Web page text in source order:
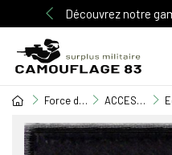
Découvrez notre
Force de l'ordre ACCESSOIRES FORCES DE L'ORDRE